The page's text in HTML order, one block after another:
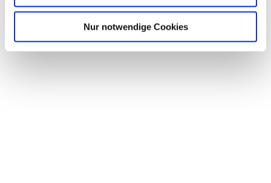
Nur notwendige Cookies
Abstieg
639 hm